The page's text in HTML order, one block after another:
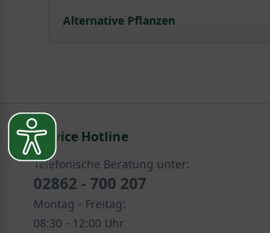
Pflanz- und Pflegetipps Rubus
Alternative Pflanzen
Obst - Früchte > Brombeere - Rubus
Service Hotline
Telefonische Beratung unter:
02862 - 700 207
Montag - Freitag:
08:30 - 12:00 Uhr